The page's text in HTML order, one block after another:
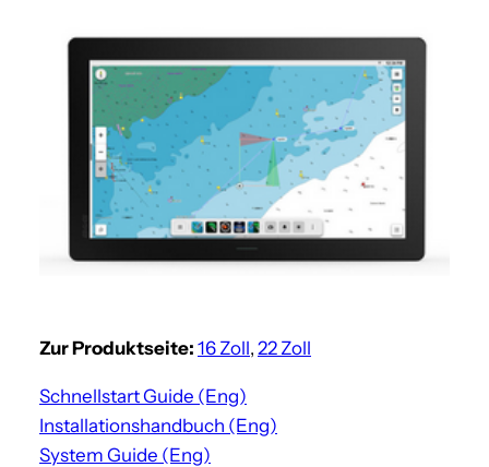
Zur Produktseite: 16 Zoll, 22 Zoll
Schnellstart Guide (Eng)
Installationshandbuch (Eng)
System Guide (Eng)